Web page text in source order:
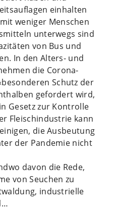
einhalten
weniger Menschen
unterwegs sind
von Bus und
In den Alters- und
die Corona-
Schutz der
gefordert wird,
Gesetz zur Kontrolle
Fleischindustrie kann
die Ausbeutung
der Pandemie nicht
davon die Rede,
von Seuchen zu
industrielle